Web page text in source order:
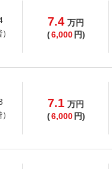
7.4 万円
(6,000 円)
7.1 万円
(6,000 円)